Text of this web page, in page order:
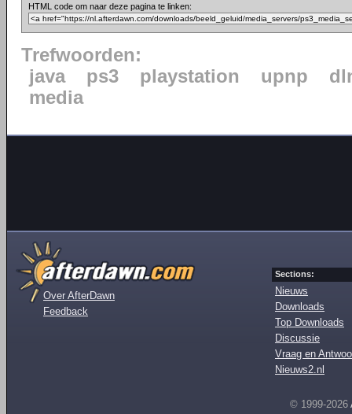
HTML code om naar deze pagina te linken:
Trefwoorden:
java
ps3 playstation upnp
media
Over AfterDawn
Feedback
Sections:
Nieuws
Downloads
Top Downloads
Discussie
Vraag en
Nieuws2.nl
© 1999-2026